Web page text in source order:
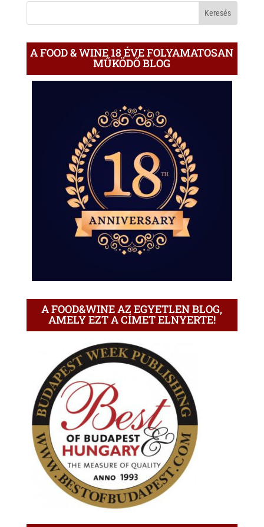
A FOOD & WINE 18 ÉVE FOLYAMATOSAN
MŰKÖDŐ BLOG
A FOOD&WINE AZ EGYETLEN BLOG,
AMELY EZT A CÍMET ELNYERTE!